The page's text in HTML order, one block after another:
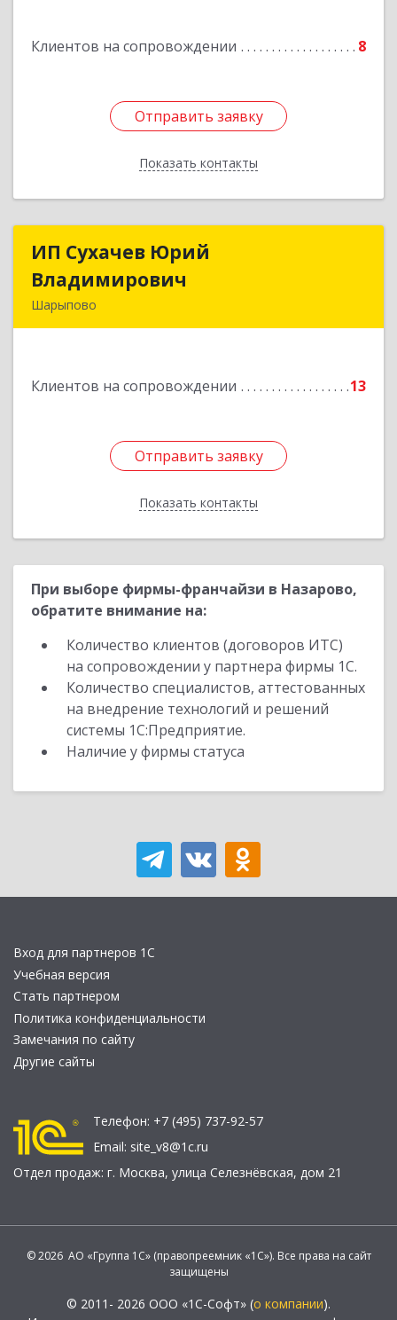
Клиентов на сопровождении 8
Отправить заявку
Показать контакты
Отправить заявку
Назад
ИП Сухачев Юрий
Владимирович
Шарыпово
Клиентов на сопровождении 13
Отправить заявку
Показать контакты
ИП Сухачев Юрий
Подробнее
Отправить заявку
Назад
При выборе фирмы-франчайзи в Назарово,
обратите внимание на:
Количество клиентов (договоров ИТС)
на сопровождении у партнера фирмы 1С.
Количество специалистов, аттестованных
на внедрение технологий и решений
системы 1С:Предприятие.
Наличие у фирмы статуса
Вход для партнеров 1С
Учебная версия
Стать партнером
Политика конфиденциальности
Замечания по сайту
Другие сайты
Телефон: +7 (495) 737-92-57
Email: site_v8@1c.ru
Отдел продаж: г. Москва, улица Селезнёвская, дом 21
© 2026 АО «Группа 1С» (правопреемник «1С»). Все права на сайт
защищены
© 2011- 2026 ООО «1С-Софт» (о компании).